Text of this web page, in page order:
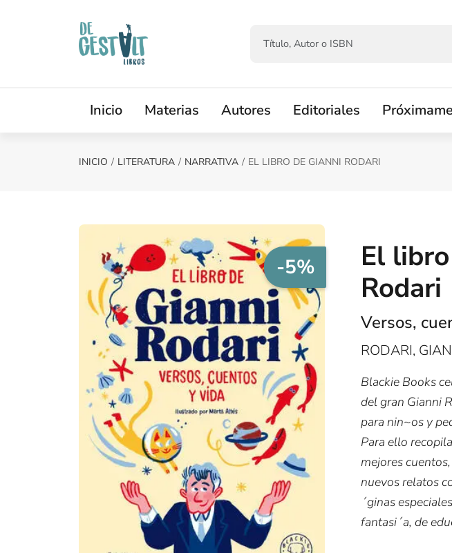
Inicio Materias Autores Editoriales
INICIO LITERATURA NARRATIVA EL LIBRO DE GIANNI RODARI
-5%
El
Rodari
Versos,
RODARI,
Blackie Books
del gran Gianni
para nin~os y
Para ello
mejores
nuevos relatos
´ginas
fantasi´a, de